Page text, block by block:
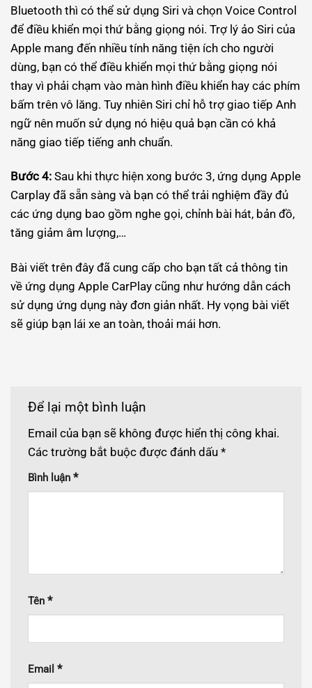
Bluetooth thì có thể sử dụng Siri và chọn Voice Control
để điều khiển mọi thứ bằng giọng nói. Trợ lý ảo Siri của
Apple mang đến nhiều tính năng tiện ích cho người
dùng, bạn có thể điều khiển mọi thứ bằng giọng nói
thay vì phải chạm vào màn hình điều khiển hay các phím
bấm trên vô lăng. Tuy nhiên Siri chỉ hỗ trợ giao tiếp Anh
ngữ nên muốn sử dụng nó hiệu quả bạn cần có khả
năng giao tiếp tiếng anh chuẩn.
Bước 4: Sau khi thực hiện xong bước 3, ứng dụng Apple
Carplay đã sẵn sàng và bạn có thể trải nghiệm đầy đủ
các ứng dụng bao gồm nghe gọi, chỉnh bài hát, bản đồ,
tăng giảm âm lượng,…
Bài viết trên đây đã cung cấp cho bạn tất cả thông tin
về ứng dụng Apple CarPlay cũng như hướng dẫn cách
sử dụng ứng dụng này đơn giản nhất. Hy vọng bài viết
sẽ giúp bạn lái xe an toàn, thoải mái hơn.
Để lại một bình luận
Email của bạn sẽ không được hiển thị công khai.
Các trường bắt buộc được đánh dấu *
Bình luận *
Tên *
Email *